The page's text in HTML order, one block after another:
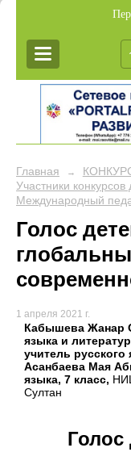
Главная →
Участники конкурсов
Международный
Голос
1 апреля 2021 г.
Кабышева Жанар
языка и
учитель
Асанбаева Мая
языка, 7 класс,
Султан
Голос